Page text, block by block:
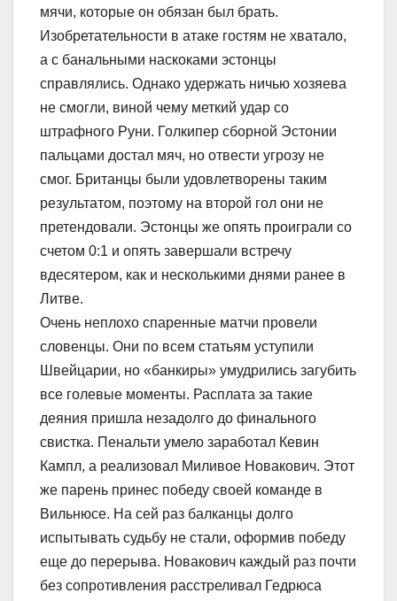
мячи, которые он обязан был брать.
Изобретательности в атаке гостям не хватало,
а с банальными наскоками эстонцы
справлялись. Однако удержать ничью хозяева
не смогли, виной чему меткий удар со
штрафного Руни. Голкипер сборной Эстонии
пальцами достал мяч, но отвести угрозу не
смог. Британцы были удовлетворены таким
результатом, поэтому на второй гол они не
претендовали. Эстонцы же опять проиграли со
счетом 0:1 и опять завершали встречу
вдесятером, как и несколькими днями ранее в
Литве.
Очень неплохо спаренные матчи провели
словенцы. Они по всем статьям уступили
Швейцарии, но «банкиры» умудрились загубить
все голевые моменты. Расплата за такие
деяния пришла незадолго до финального
свистка. Пенальти умело заработал Кевин
Кампл, а реализовал Миливое Новакович. Этот
же парень принес победу своей команде в
Вильнюсе. На сей раз балканцы долго
испытывать судьбу не стали, оформив победу
еще до перерыва. Новакович каждый раз почти
без сопротивления расстреливал Гедрюса